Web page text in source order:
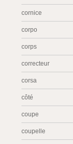
cornice
corpo
corps
correcteur
corsa
côté
coupe
coupelle